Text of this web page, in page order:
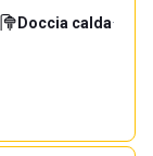
Doccia calda·